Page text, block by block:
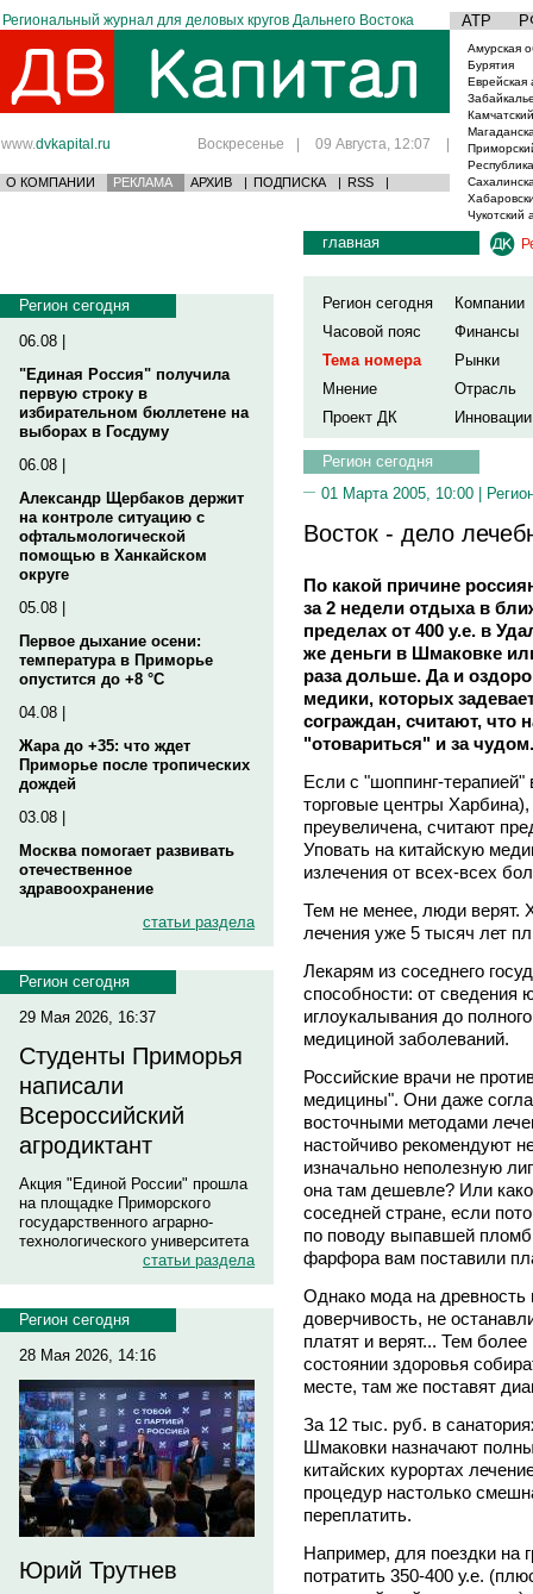
Региональный журнал для деловых кругов Дальнего Востока АТР
www.dvkapital.ru Воскресенье | 09 Августа, 12:07 |
О КОМПАНИИ РЕКЛАМА АРХИВ | ПОДПИСКА | RSS |
Амурская
Бурятия
Еврейская
Чукотский
Регион сегодня
06.08 |
"Единая Россия" получила
первую строку в
избирательном бюллетене на
выборах в Госдуму
06.08 |
Александр Щербаков держит
на контроле ситуацию с
офтальмологической
помощью в Ханкайском
округе
05.08 |
Первое дыхание осени:
температура в Приморье
опустится до +8 °C
04.08 |
Жара до +35: что ждет
Приморье после тропических
дождей
03.08 |
Москва помогает развивать
отечественное
здравоохранение
статьи раздела
Регион сегодня
29 Мая 2026, 16:37
Студенты Приморья
написали
Всероссийский
агродиктант
Акция "Единой России" прошла
на площадке Приморского
государственного аграрно-
технологического университета
статьи раздела
Регион сегодня
28 Мая 2026, 14:16
Юрий Трутнев
главная
Регион сегодня
Компании
Часовой пояс
Финансы
Тема номера
Рынки
Мнение
Отрасль
Проект ДК
Инновации
Регион сегодня
01 Марта 2005, 10:00 |
Восток - дело
По какой причине
за 2 недели отдыха в
пределах от 400 у.е. в
же деньги в Шмаковке
раза дольше. Да и
медики, которых
сограждан, считают,
"отовариться" и за чудом.
Если с "шоппинг-терапией"
торговые центры
преувеличена, считают
Уповать на китайскую
излечения от всех-всех
Тем не менее, люди верят.
лечения уже 5 тысяч лет
Лекарям из соседнего
способности: от сведения
иглоукалывания до
медициной заболеваний.
Российские врачи не
медицины". Они даже
восточными методами
настойчиво рекомендуют
изначально неполезную
она там дешевле? Или
соседней стране, если
по поводу выпавшей
фарфора вам поставили
Однако мода на древность
доверчивость, не
платят и верят... Тем
состоянии здоровья
месте, там же поставят
За 12 тыс. руб. в
Шмаковки назначают
китайских курортах
процедур настолько
переплатить.
Например, для поездки на
потратить 350-400 у.е.